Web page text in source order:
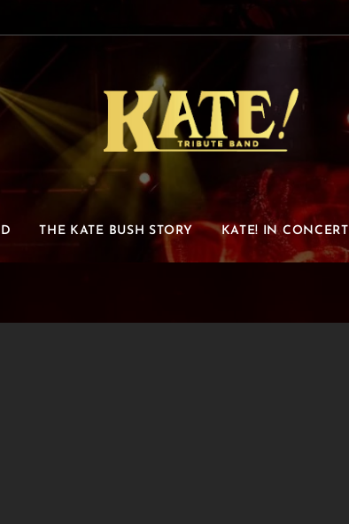
THE KATE BUSH STORY KATE! IN CONCERT